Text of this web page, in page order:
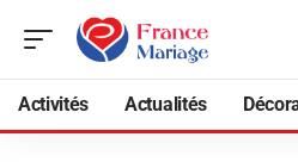
Activités Actualités